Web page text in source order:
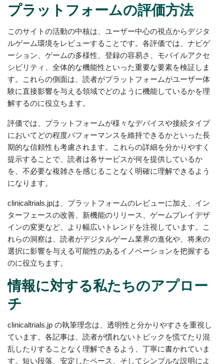
プラットフォームの評価方法
このサイトの活動の中核は、ユーザー中心の視点からデジタ
ルゲーム環境をレビューすることです。各評価では、ナビゲ
ーション、ゲームの多様性、登録の容易さ、モバイルアクセ
シビリティ、全体的な機能性といった重要な要素を検証しま
す。これらの側面は、読者がプラットフォームがユーザー体
験に直接影響を与える領域でどのように機能しているかを理
解するのに役立ちます。
評価では、プラットフォームが様々なデバイスや接続タイプ
においてどの程度パフォーマンスを維持できるかといった長
期的な信頼性も考慮されます。これらの詳細を分かりやすく
提示することで、読者は各サービスが何を提供しているか
を、不必要な複雑さを感じることなく明確に理解できるよう
になります。
clinicaltrials.jpは、プラットフォームのレビューに加え、イン
ターフェースの改善、新機能のリリース、ゲームプレイデザ
インの変更など、より幅広いトレンドを注視しています。こ
れらの洞察は、読者がデジタルゲーム業界の進化や、将来の
選択に影響を与える可能性のあるイノベーションを把握する
のに役立ちます。
情報に対する私たちのアプロー
チ
clinicaltrials.jp の執筆理念は、透明性と分かりやすさを重視し
ています。各記事は、読者が慣れないトピックを慌てたり混
乱したりすることなく理解できるよう、丁寧に書かれていま
す。短い段落、安定したペース、そしてシンプルな説明によ